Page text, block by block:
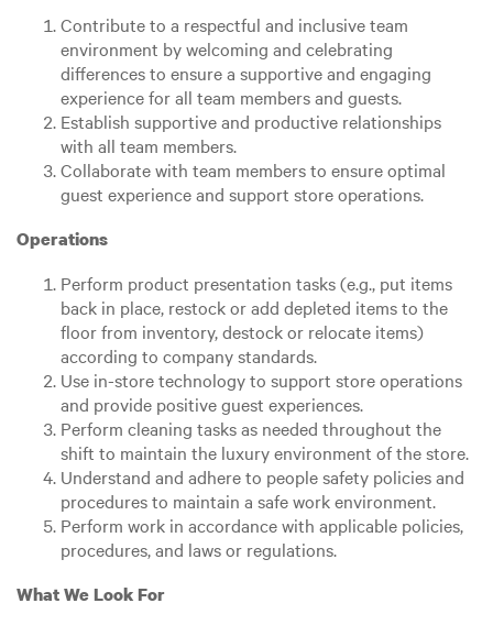
Contribute to a respectful and inclusive team
environment by welcoming and celebrating
differences to ensure a supportive and engaging
experience for all team members and guests.
Establish supportive and productive relationships
with all team members.
Collaborate with team members to ensure optimal
guest experience and support store operations.
Operations
Perform product presentation tasks (e.g., put items
back in place, restock or add depleted items to the
floor from inventory, destock or relocate items)
according to company standards.
Use in-store technology to support store operations
and provide positive guest experiences.
Perform cleaning tasks as needed throughout the
shift to maintain the luxury environment of the store.
Understand and adhere to people safety policies and
procedures to maintain a safe work environment.
Perform work in accordance with applicable policies,
procedures, and laws or regulations.
What We Look For